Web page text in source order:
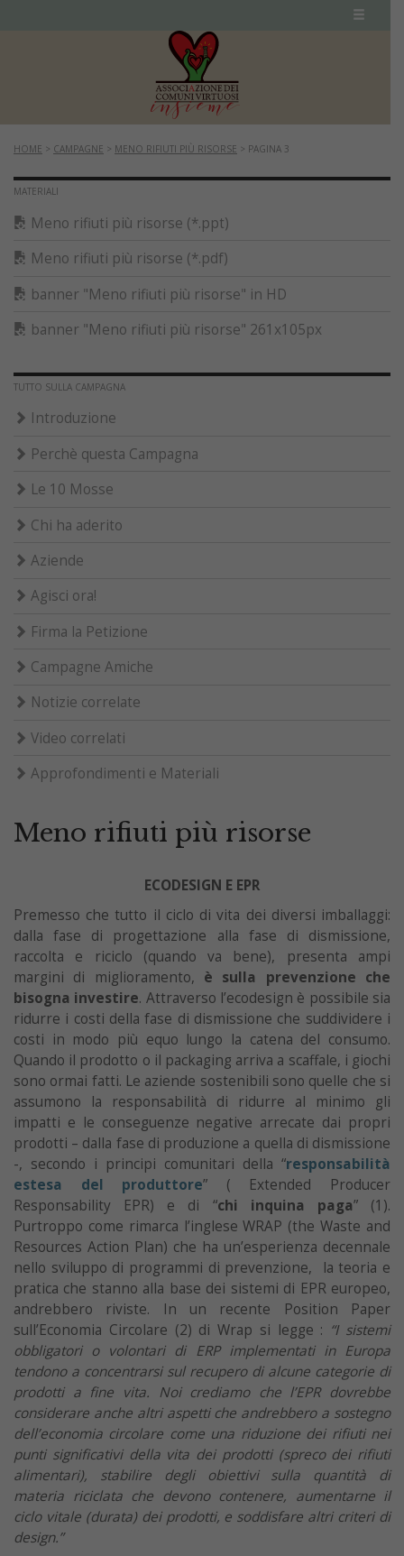
HOME > CAMPAGNE > MENO RIFIUTI PIÙ RISORSE > PAGINA 3
MATERIALI
Meno rifiuti più risorse (*.ppt)
Meno rifiuti più risorse (*.pdf)
banner "Meno rifiuti più risorse" in HD
banner "Meno rifiuti più risorse" 261x105px
TUTTO SULLA CAMPAGNA
Introduzione
Perchè questa Campagna
Le 10 Mosse
Chi ha aderito
Aziende
Agisci ora!
Firma la Petizione
Campagne Amiche
Notizie correlate
Video correlati
Approfondimenti e Materiali
Meno rifiuti più risorse
ECODESIGN E EPR
Premesso che tutto il ciclo di vita dei diversi imballaggi:
dalla fase di progettazione alla fase di dismissione,
raccolta e riciclo (quando va bene), presenta ampi
margini di miglioramento, è sulla prevenzione che
bisogna investire. Attraverso l’ecodesign è possibile sia
ridurre i costi della fase di dismissione che suddividere i
costi in modo più equo lungo la catena del consumo.
Quando il prodotto o il packaging arriva a scaffale, i giochi
sono ormai fatti. Le aziende sostenibili sono quelle che si
assumono la responsabilità di ridurre al minimo gli
impatti e le conseguenze negative arrecate dai propri
prodotti – dalla fase di produzione a quella di dismissione
-, secondo i principi comunitari della “responsabilità
estesa del produttore” ( Extended Producer
Responsability EPR) e di “chi inquina paga” (1).
Purtroppo come rimarca l’inglese WRAP (the Waste and
Resources Action Plan) che ha un’esperienza decennale
nello sviluppo di programmi di prevenzione, la teoria e
pratica che stanno alla base dei sistemi di EPR europeo,
andrebbero riviste. In un recente Position Paper
sull’Economia Circolare (2) di Wrap si legge : “I sistemi
obbligatori o volontari di ERP implementati in Europa
tendono a concentrarsi sul recupero di alcune categorie di
prodotti a fine vita. Noi crediamo che l’EPR dovrebbe
considerare anche altri aspetti che andrebbero a sostegno
dell’economia circolare come una riduzione dei rifiuti nei
punti significativi della vita dei prodotti (spreco dei rifiuti
alimentari), stabilire degli obiettivi sulla quantità di
materia riciclata che devono contenere, aumentarne il
ciclo vitale (durata) dei prodotti, e soddisfare altri criteri di
design.”